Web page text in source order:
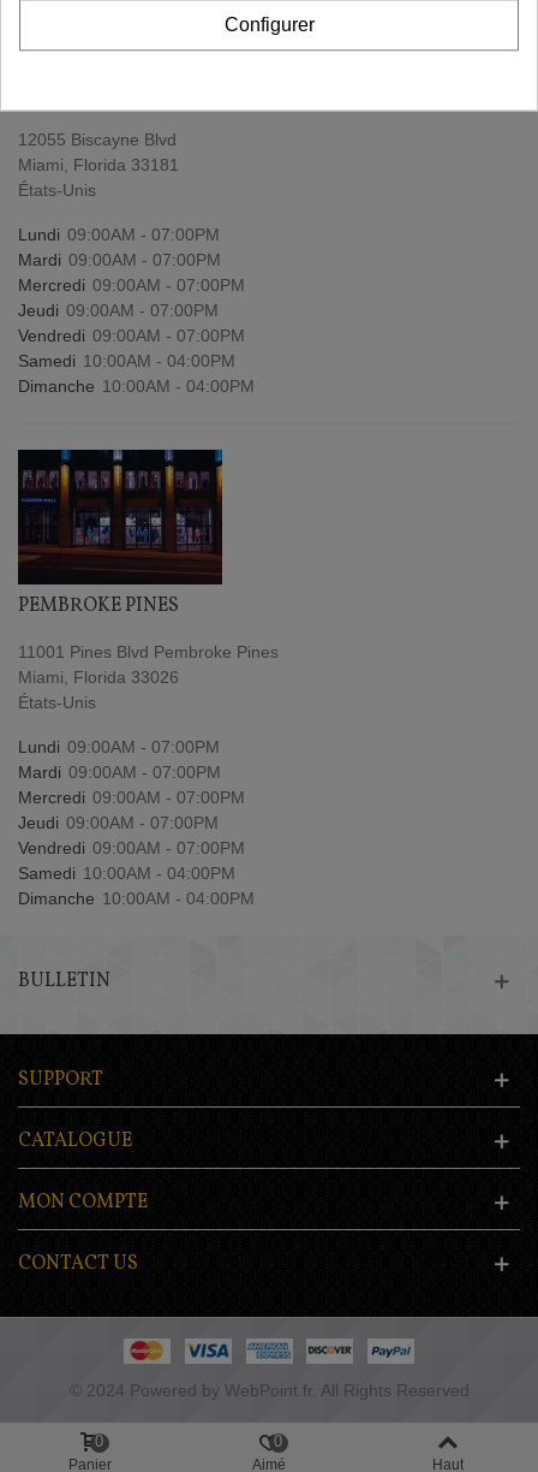
12055 Biscayne Blvd
Miami, Florida 33181
États-Unis
Lundi 09:00AM - 07:00PM
Mardi 09:00AM - 07:00PM
Mercredi 09:00AM - 07:00PM
Jeudi 09:00AM - 07:00PM
Vendredi 09:00AM - 07:00PM
Samedi 10:00AM - 04:00PM
Dimanche 10:00AM - 04:00PM
PEMBROKE PINES
11001 Pines Blvd Pembroke Pines
Miami, Florida 33026
États-Unis
Lundi 09:00AM - 07:00PM
Mardi 09:00AM - 07:00PM
Mercredi 09:00AM - 07:00PM
Jeudi 09:00AM - 07:00PM
Vendredi 09:00AM - 07:00PM
Samedi 10:00AM - 04:00PM
Dimanche 10:00AM - 04:00PM
BULLETIN
SUPPORT
CATALOGUE
MON COMPTE
CONTACT US
© 2024 Powered by WebPoint.fr. All Rights Reserved
Panier
0
Aimé
0
Haut
Configurer